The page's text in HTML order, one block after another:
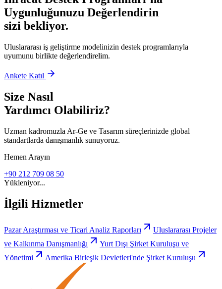
Uygunluğunuzu Değerlendirin
sizi bekliyor.
Uluslararası iş geliştirme modelinizin destek programlarıyla
uyumunu birlikte değerlendirelim.
Ankete Katıl
Size Nasıl
Yardımcı Olabiliriz?
Uzman kadromuzla Ar-Ge ve Tasarım süreçlerinizde global
standartlarda danışmanlık sunuyoruz.
Hemen Arayın
+90 212 709 08 50
Yükleniyor...
İlgili Hizmetler
Pazar Araştırması ve Ticari Analiz Raporları
Uluslararası Projeler
ve Kalkınma Danışmanlığı
Yurt Dışı Şirket Kuruluşu ve
Yönetimi
Amerika Birleşik Devletleri'nde Şirket Kuruluşu